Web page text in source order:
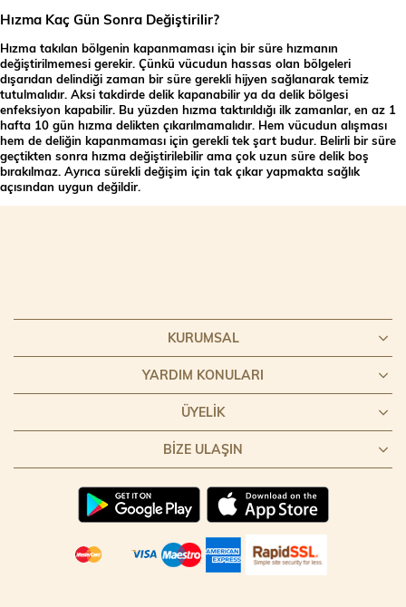
Hızma Kaç Gün Sonra Değiştirilir?
Hızma takılan bölgenin kapanmaması için bir süre hızmanın
değiştirilmemesi gerekir. Çünkü vücudun hassas olan bölgeleri
dışarıdan delindiği zaman bir süre gerekli hijyen sağlanarak temiz
tutulmalıdır. Aksi takdirde delik kapanabilir ya da delik bölgesi
enfeksiyon kapabilir. Bu yüzden hızma taktırıldığı ilk zamanlar, en az 1
hafta 10 gün hızma delikten çıkarılmamalıdır. Hem vücudun alışması
hem de deliğin kapanmaması için gerekli tek şart budur. Belirli bir süre
geçtikten sonra hızma değiştirilebilir ama çok uzun süre delik boş
bırakılmaz. Ayrıca sürekli değişim için tak çıkar yapmakta sağlık
açısından uygun değildir.
KURUMSAL
YARDIM KONULARI
ÜYELIK
BIZE ULAŞIN